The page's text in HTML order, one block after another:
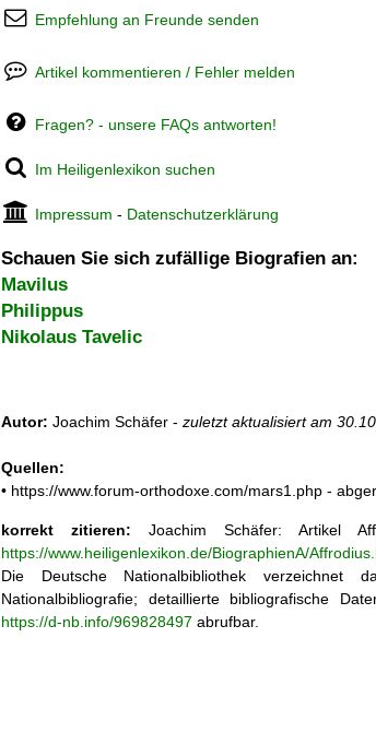
Empfehlung an Freunde senden
Artikel kommentieren / Fehler melden
Fragen? - unsere FAQs antworten!
Im Heiligenlexikon suchen
Impressum - Datenschutzerklärung
Schauen Sie sich zufällige Biografien an:
Mavilus
Philippus
Nikolaus Tavelic
Autor: Joachim Schäfer - zuletzt aktualisiert am
Quellen:
• https://www.forum-orthodoxe.com/mars1.php -
korrekt zitieren: Joachim Schäfer: Artikel
https://www.heiligenlexikon.de/BiographienA/
Die Deutsche Nationalbibliothek verzeichnet
Nationalbibliografie; detaillierte bibliografische
https://d-nb.info/969828497 abrufbar.